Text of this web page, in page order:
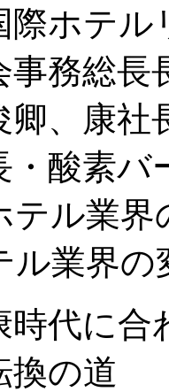
際ホテル
事務総長
卿、康社
・酸素
テル業
ル業界の
時代に
換の道